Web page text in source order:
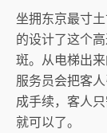
坐拥东京最寸
的设计了这个
斑。从电梯出
服务员会把客
成手续，客人
就可以了。